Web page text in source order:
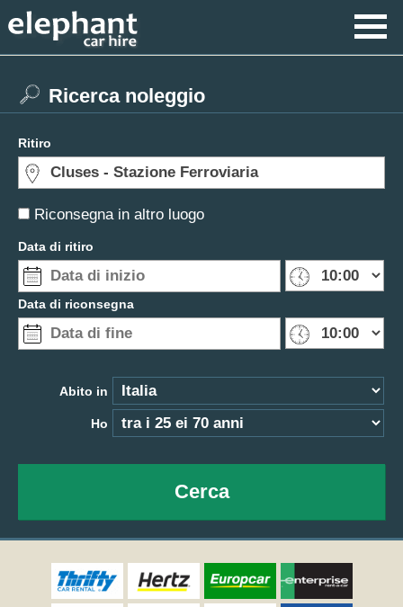
Riconsegna in altro luogo
Ricerca noleggio
Ritiro
Data di ritiro
Data di riconsegna
Abito in
Ho
Cerca